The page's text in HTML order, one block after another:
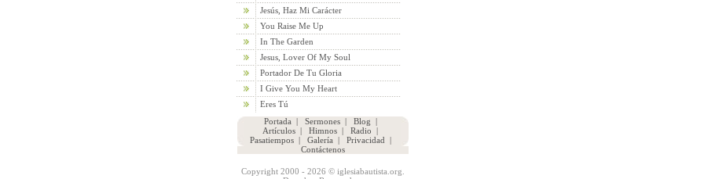
Jesús, Haz Mi Carácter
You Raise Me Up
In The Garden
Jesus, Lover Of My Soul
Portador De Tu Gloria
I Give You My Heart
Eres Tú
Portada | Sermones| Blog |
Artículos | Himnos | Radio |
Pasatiempos| Galería | Privacidad |
Contáctenos
Copyright 2000 - 2026 © iglesiabautista.org.